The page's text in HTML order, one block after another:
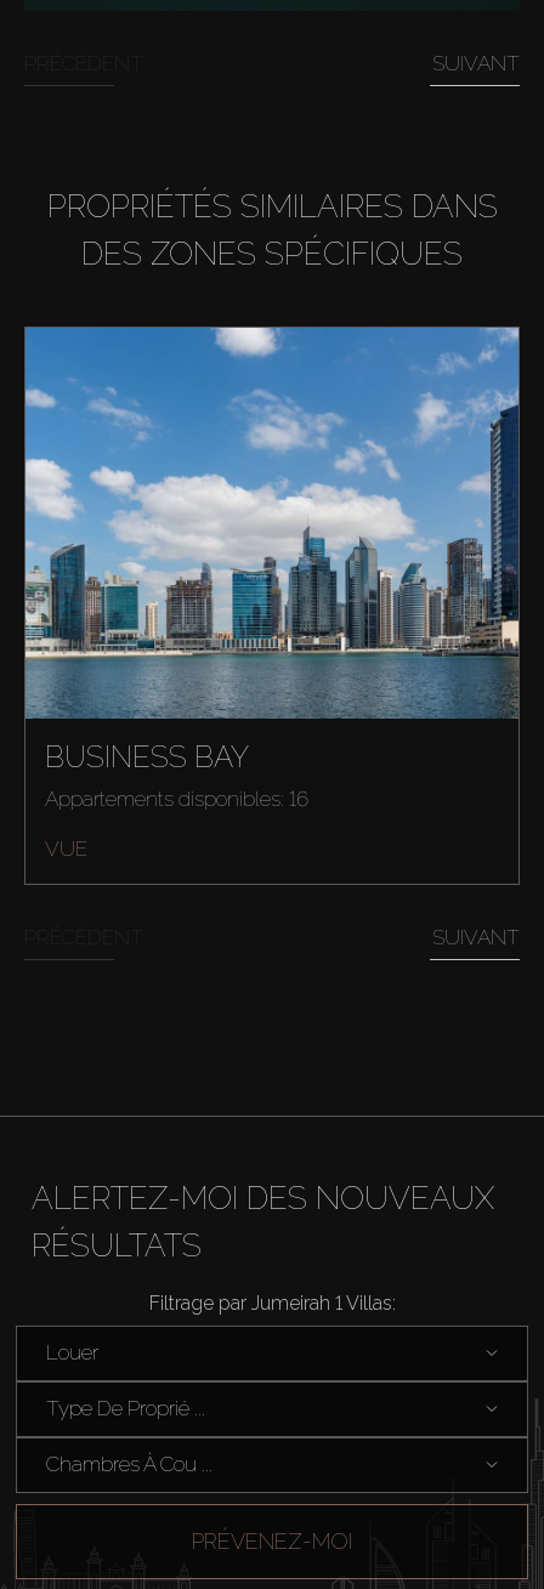
SUIVANT
PROPRIÉTÉS SIMILAIRES DANS
DES ZONES SPÉCIFIQUES
BUSINESS BAY
Appartements disponibles: 16
VUE
SUIVANT
ALERTEZ-MOI DES NOUVEAUX
RÉSULTATS
Filtrage par Jumeirah 1 Villas:
Louer
Type De Proprié ...
Chambres À Cou ...
PRÉVENEZ-MOI